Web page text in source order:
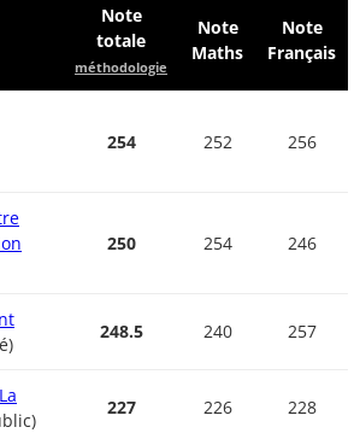
Note
totale
méthodologie
Note
Maths
Note
Français
254 252 256
250 254 246
248.5 240 257
227 226 228